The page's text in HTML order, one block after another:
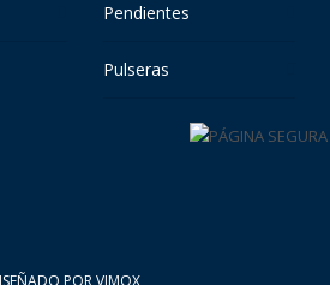
Pendientes
Pulseras